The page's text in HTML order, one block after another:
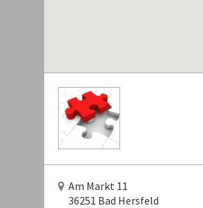
Am Markt 11
36251 Bad Hersfeld